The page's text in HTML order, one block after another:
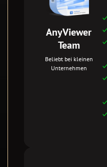
AnyViewer
Team
Beliebt bei kleinen
Unternehmen